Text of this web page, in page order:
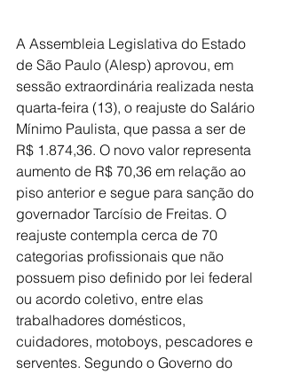
A Assembleia Legislativa do Estado
de São Paulo (Alesp) aprovou, em
sessão extraordinária realizada nesta
quarta-feira (13), o reajuste do Salário
Mínimo Paulista, que passa a ser de
R$ 1.874,36. O novo valor representa
aumento de R$ 70,36 em relação ao
piso anterior e segue para sanção do
governador Tarcísio de Freitas. O
reajuste contempla cerca de 70
categorias profissionais que não
possuem piso definido por lei federal
ou acordo coletivo, entre elas
trabalhadores domésticos,
cuidadores, motoboys, pescadores e
serventes. Segundo o Governo do